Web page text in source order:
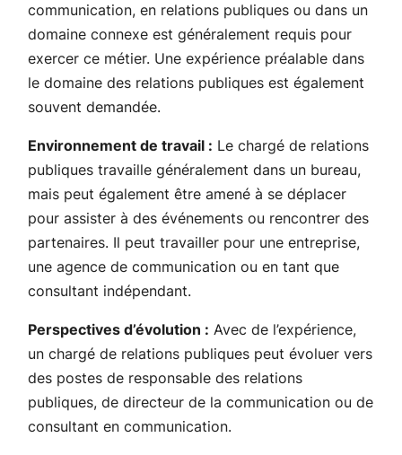
communication, en relations publiques ou dans un
domaine connexe est généralement requis pour
exercer ce métier. Une expérience préalable dans
le domaine des relations publiques est également
souvent demandée.
Environnement de travail : Le chargé de relations
publiques travaille généralement dans un bureau,
mais peut également être amené à se déplacer
pour assister à des événements ou rencontrer des
partenaires. Il peut travailler pour une entreprise,
une agence de communication ou en tant que
consultant indépendant.
Perspectives d’évolution : Avec de l’expérience,
un chargé de relations publiques peut évoluer vers
des postes de responsable des relations
publiques, de directeur de la communication ou de
consultant en communication.